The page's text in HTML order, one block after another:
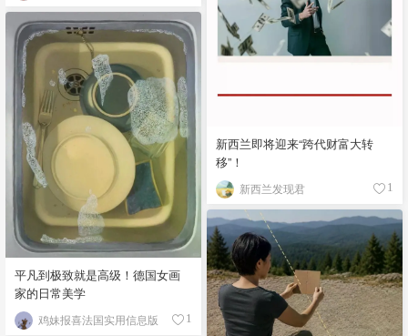
新西兰即将迎来“跨代财富大转
移”！
新西兰发现君 1
平凡到极致就是高级！德国女画
家的日常美学
鸡妹报喜法国实用信息版 1